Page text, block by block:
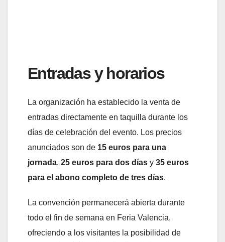
Entradas y horarios
La organización ha establecido la venta de
entradas directamente en taquilla durante los
días de celebración del evento. Los precios
anunciados son de 15 euros para una
jornada, 25 euros para dos días y 35 euros
para el abono completo de tres días.
La convención permanecerá abierta durante
todo el fin de semana en Feria Valencia,
ofreciendo a los visitantes la posibilidad de